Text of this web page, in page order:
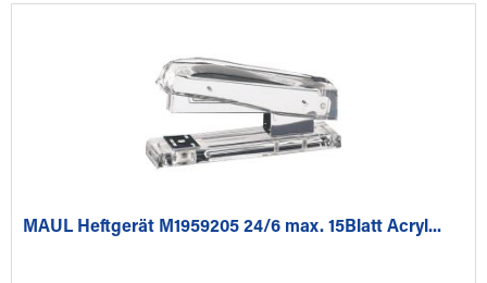
MAUL Heftgerät M1959205 24/6 max. 15Blatt Acryl...